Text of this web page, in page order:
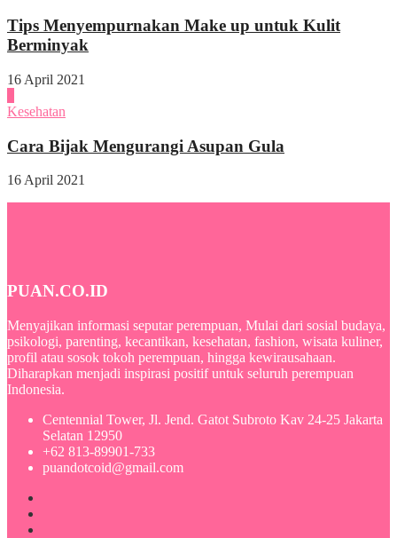
Tips Menyempurnakan Make up untuk Kulit
Berminyak
16 April 2021
Kesehatan
Cara Bijak Mengurangi Asupan Gula
16 April 2021
PUAN.CO.ID
Menyajikan informasi seputar perempuan, Mulai dari sosial budaya,
psikologi, parenting, kecantikan, kesehatan, fashion, wisata kuliner,
profil atau sosok tokoh perempuan, hingga kewirausahaan.
Diharapkan menjadi inspirasi positif untuk seluruh perempuan
Indonesia.
Centennial Tower, Jl. Jend. Gatot Subroto Kav 24-25 Jakarta
Selatan 12950
+62 813-89901-733
puandotcoid@gmail.com